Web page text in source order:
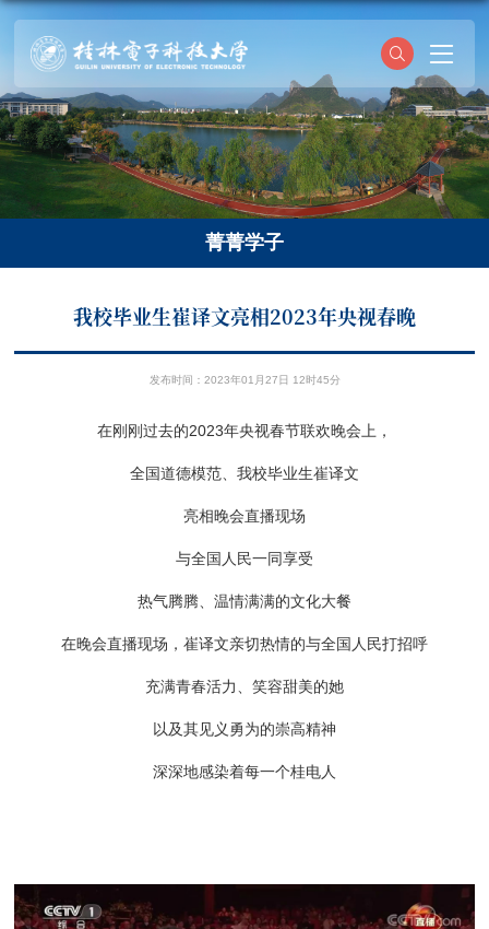
菁菁学子
我校毕业生崔译文亮相2023年央视春晚
发布时间：2023年01月27日 12时45分
在刚刚过去的2023年央视春节联欢晚会上，
全国道德模范、我校毕业生崔译文
亮相晚会直播现场
与全国人民一同享受
热气腾腾、温情满满的文化大餐
在晚会直播现场，崔译文亲切热情的与全国人民打招呼
充满青春活力、笑容甜美的她
以及其见义勇为的崇高精神
深深地感染着每一个桂电人